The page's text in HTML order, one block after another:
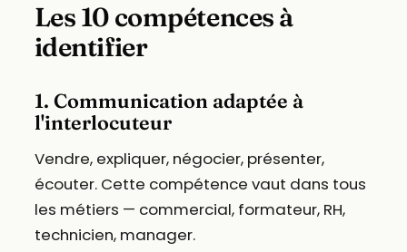
Les 10 compétences à
identifier
1. Communication adaptée à
l'interlocuteur
Vendre, expliquer, négocier, présenter,
écouter. Cette compétence vaut dans tous
les métiers — commercial, formateur, RH,
technicien, manager.